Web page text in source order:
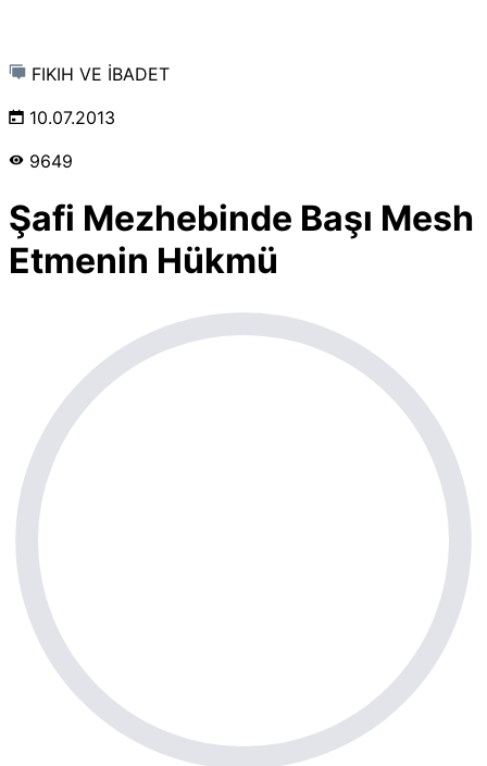
FIKIH VE İBADET
10.07.2013
9649
Şafi Mezhebinde Başı Mesh
Etmenin Hükmü